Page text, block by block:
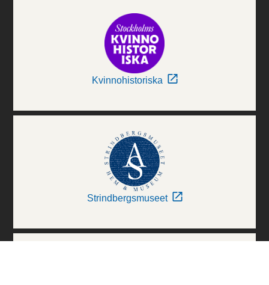
Kvinnohistoriska
Strindbergsmuseet